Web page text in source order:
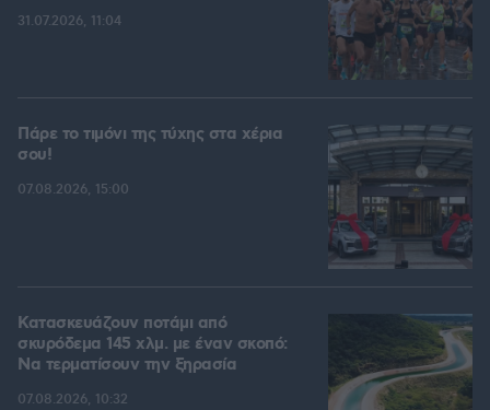
31.07.2026, 11:04
Πάρε το τιμόνι της τύχης στα χέρια
σου!
07.08.2026, 15:00
Κατασκευάζουν ποτάμι από
σκυρόδεμα 145 χλμ. με έναν σκοπό:
Να τερματίσουν την ξηρασία
07.08.2026, 10:32